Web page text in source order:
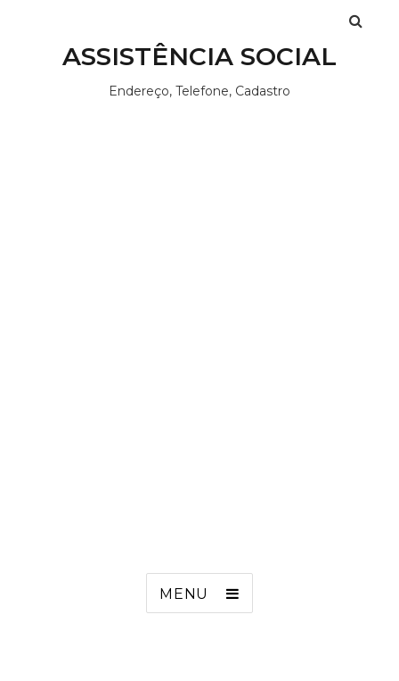
ASSISTÊNCIA SOCIAL
Endereço, Telefone, Cadastro
MENU